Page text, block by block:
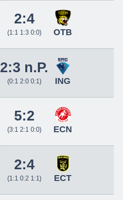
2:4
(1:1 1:3 0:0) OTB
2:3 n.P.
(0:1 2:0 0:1) ING
5:2
(3:1 2:1 0:0) ECN
2:4
(1:1 0:2 1:1) ECT